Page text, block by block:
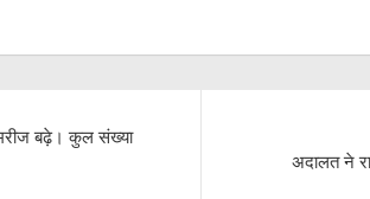
बढ़े। कुल संख्या
अदालत ने